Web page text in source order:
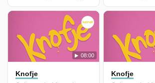
08:00
Knofje
Knofje